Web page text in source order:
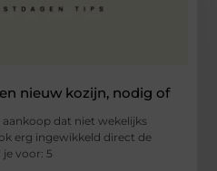
nieuw kozijn, nodig of
dat niet wekelijks
erg ingewikkeld direct de
voor: 5